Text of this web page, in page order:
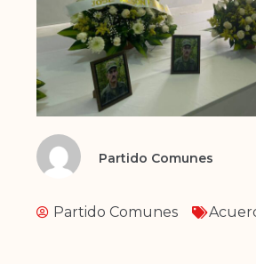
Partido Comunes
Partido Comunes